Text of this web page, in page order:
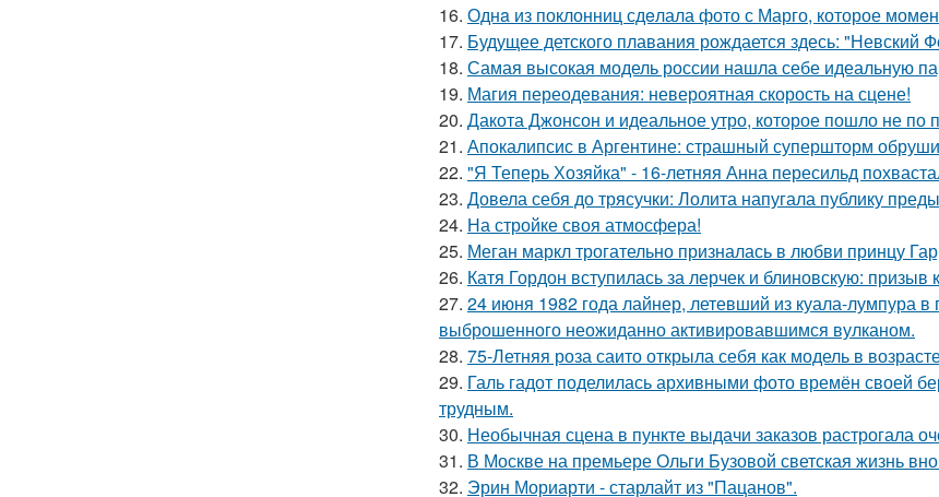
16. Однa из поклонниц сдeлала фото с Марго, которое
17. Будущее детского плавания рождается здесь: "Невский
18. Самая высокая модель россии нашла себе идеальную
19. Магия переодевания: невероятная скорость на сцене!
20. Дакота Джонсон и идеальное утро, которое пошло не по
21. Апокалипсис в Аргентине: страшный супершторм
22. "Я Теперь Хозяйка" - 16-летняя Анна пересильд
23. Довела себя до трясучки: Лолита напугала публику
24. На стройке своя атмосфера!
25. Меган маркл трогательно призналась в любви принцу
26. Катя Гордон вступилась за лерчек и блиновскую: призыв
27. 24 июня 1982 года лайнер, летевший из куала-лумпура в
выброшенного неожиданно активировавшимся вулканом.
28. 75-Летняя роза саито открыла себя как модель в
29. Галь гадот поделилась архивными фото времён своей
трудным.
30. Необычная сцена в пункте выдачи заказов растрогала
31. В Москве на премьере Ольги Бузовой светская жизнь
32. Эрин Мориарти - старлайт из "Пацанов".